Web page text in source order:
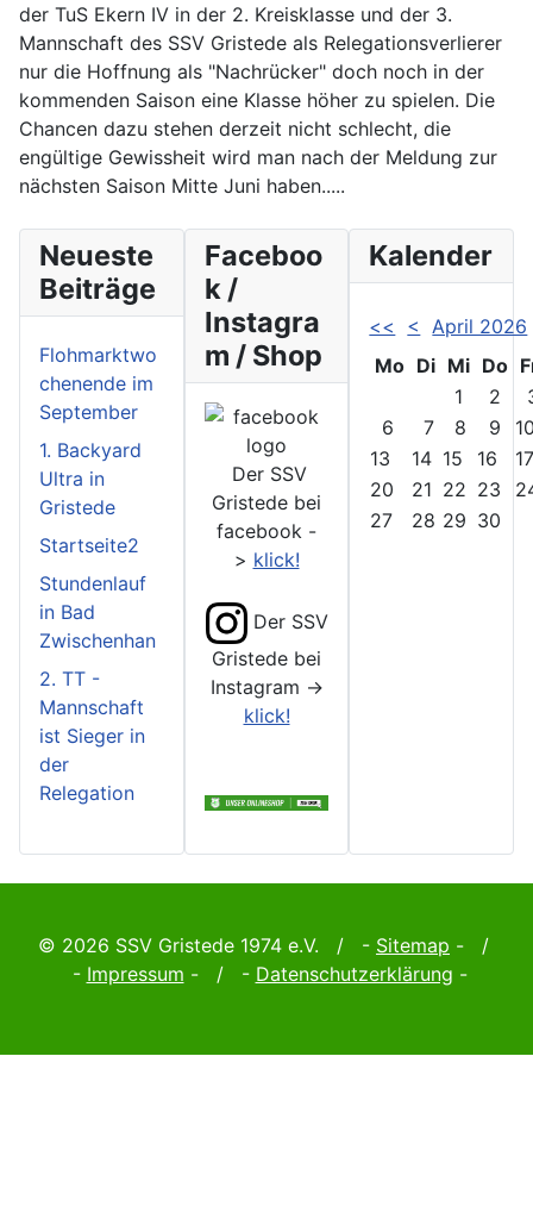
der TuS Ekern IV in der 2. Kreisklasse und der 3.
Mannschaft des SSV Gristede als Relegationsverlierer
nur die Hoffnung als "Nachrücker" doch noch in der
kommenden Saison eine Klasse höher zu spielen. Die
Chancen dazu stehen derzeit nicht schlecht, die
engültige Gewissheit wird man nach der Meldung zur
nächsten Saison Mitte Juni haben.....
Neueste
Beiträge
Flohmarktwo
chenende im
September
1. Backyard
Ultra in
Gristede
Startseite2
Stundenlauf
in Bad
Zwischenhan
2. TT -
Mannschaft
ist Sieger in
der
Relegation
Faceboo
k /
Instagra
m / Shop
Der SSV
Gristede bei
facebook -
> klick!
Der SSV
Gristede bei
Instagram ->
klick!
Kalender
<< <
April 2026
Mo Di Mi Do
1
2
6
7 8 9
13
14 15 16
20
21 22 23
27
28 29 30
© 2026 SSV Gristede 1974 e.V. / - Sitemap - /
- Impressum - / - Datenschutzerklärung -